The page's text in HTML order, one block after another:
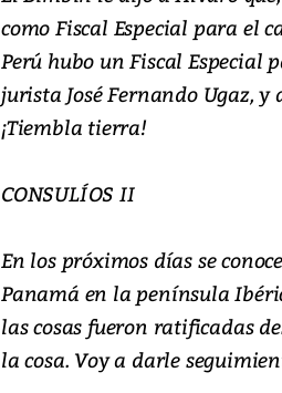
como Fiscal Especial para el
Perú hubo un Fiscal Especial
jurista José Fernando Ugaz,
¡Tiembla tierra!
CONSULÍOS II
En los próximos días se
Panamá en la península
las cosas fueron ratificadas
la cosa. Voy a darle